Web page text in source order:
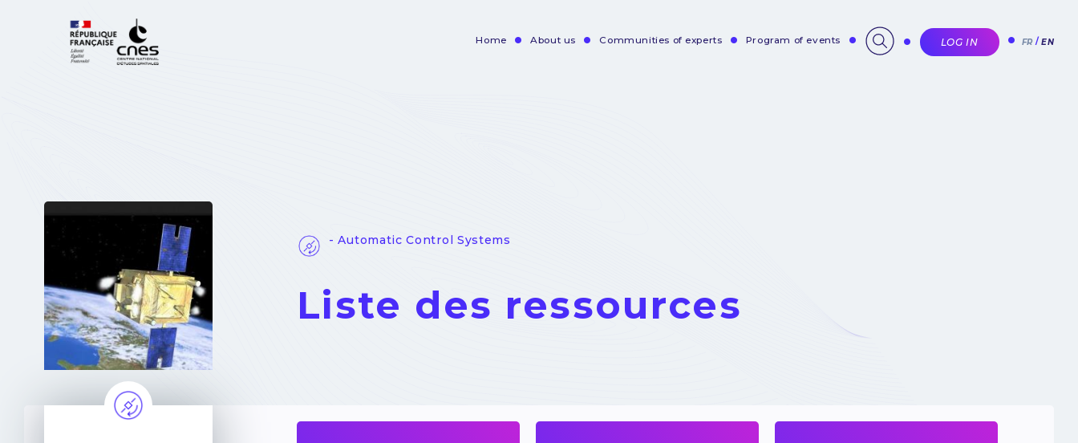
Home About us Communities of experts Program of events LOG IN FR EN
- Automatic Control Systems
Liste des ressources